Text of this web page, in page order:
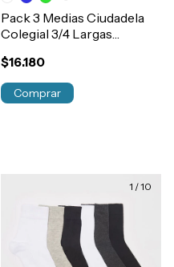
Pack 3 Medias Ciudadela
Colegial 3/4 Largas
$16.180
Comprar
1 /10